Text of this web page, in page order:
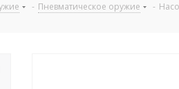
- Пневматическое оружие -